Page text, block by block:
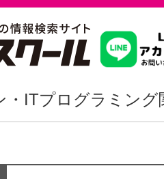
習いたいこ
・ITプログラミング